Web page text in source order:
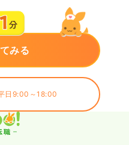
みる
日9:00～18:00